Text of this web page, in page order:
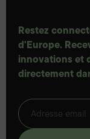
Restez
d'Europe.
innovations et
directement